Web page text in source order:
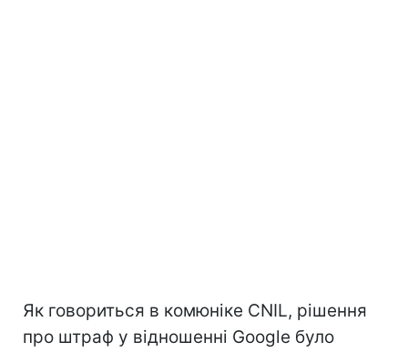
Як говориться в комюніке CNIL, рішення
про штраф у відношенні Google було